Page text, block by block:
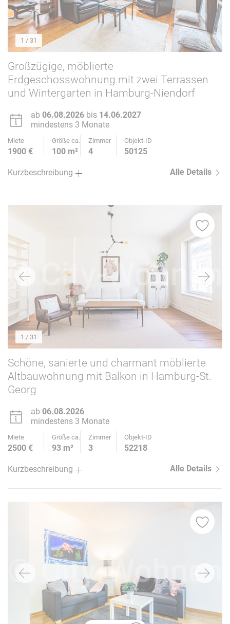
1 / 31
Großzügige, möblierte
Erdgeschosswohnung mit zwei Terrassen
und Wintergarten in Hamburg-Niendorf
ab 06.08.2026 bis 14.06.2027
mindestens 3 Monate
Miete Größe ca. Zimmer Objekt-ID
1900 € 100 m² 4 50125
Kurzbeschreibung Alle Details
1 / 31
Schöne, sanierte und charmant möblierte
Altbauwohnung mit Balkon in Hamburg-St.
Georg
ab 06.08.2026
mindestens 3 Monate
Miete Größe ca. Zimmer Objekt-ID
2500 € 93 m² 3 52218
Kurzbeschreibung Alle Details